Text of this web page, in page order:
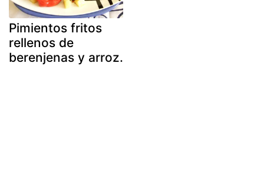
Pimientos fritos
rellenos de
berenjenas y arroz.